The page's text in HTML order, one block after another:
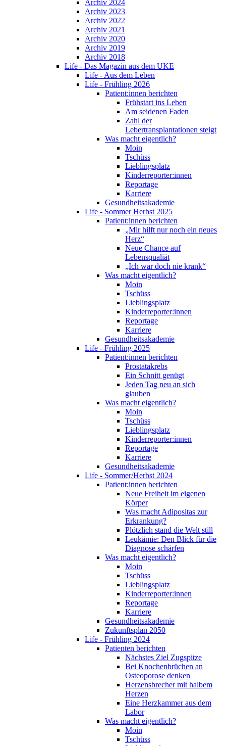
Archiv 2024
Archiv 2023
Archiv 2022
Archiv 2021
Archiv 2020
Archiv 2019
Archiv 2018
Life - Das Magazin aus dem UKE
Life - Aus dem Leben
Life - Frühling 2026
Patient:innen berichten
Frühstart ins Leben
Am seidenen Faden
Zahl der
Lebertransplantationen steigt
Was macht eigentlich?
Moin
Tschüss
Lieblingsplatz
Kinderreporter:innen
Reportage
Karriere
Gesundheitsakademie
Life - Sommer Herbst 2025
Patient:innen berichten
„Mir hilft nur noch ein neues
Herz“
Neue Chance auf
Lebensqualiät
„Ich war doch nie krank“
Was macht eigentlich?
Moin
Tschüss
Lieblingsplatz
Kinderreporter:innen
Reportage
Karriere
Gesundheitsakademie
Life - Frühling 2025
Patient:innen berichten
Prostatakrebs
Ein Schnitt genügt
Jeden Tag neu an sich
glauben
Was macht eigentlich?
Moin
Tschüss
Lieblingsplatz
Kinderreporter:innen
Reportage
Karriere
Gesundheitsakademie
Life - Sommer/Herbst 2024
Patient:innen berichten
Neue Freiheit im eigenen
Körper
Was macht Adipositas zur
Erkrankung?
Plötzlich stand die Welt still
Leukämie: Den Blick für die
Diagnose schärfen
Was macht eigentlich?
Moin
Tschüss
Lieblingsplatz
Kinderreporter:innen
Reportage
Karriere
Gesundheitsakademie
Zukunftsplan 2050
Life - Frühling 2024
Patienten berichten
Nächstes Ziel Zugspitze
Bei Knochenbrüchen an
Osteoporose denken
Herzensbrecher mit halbem
Herzen
Eine Herzkammer aus dem
Labor
Was macht eigentlich?
Moin
Tschüss